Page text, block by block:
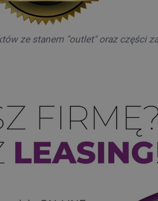
ze stanem "outlet" oraz części